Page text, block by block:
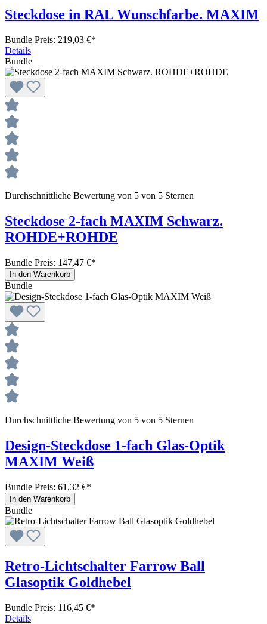
Steckdose in RAL Wunschfarbe. MAXIM
Bundle Preis: 219,03 €*
Details
Bundle
Durchschnittliche Bewertung von 5 von 5 Sternen
Steckdose 2-fach MAXIM Schwarz.
ROHDE+ROHDE
Bundle Preis: 147,47 €*
In den Warenkorb
Bundle
Durchschnittliche Bewertung von 5 von 5 Sternen
Design-Steckdose 1-fach Glas-Optik
MAXIM Weiß
Bundle Preis: 61,32 €*
In den Warenkorb
Bundle
Retro-Lichtschalter Farrow Ball
Glasoptik Goldhebel
Bundle Preis: 116,45 €*
Details